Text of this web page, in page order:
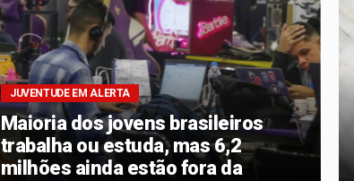
JUVENTUDE EM ALERTA
Maioria dos jovens brasileiros
trabalha ou estuda, mas 6,2
milhões ainda estão fora da